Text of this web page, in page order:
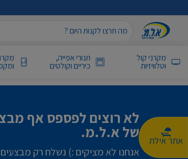
אתר אילת
מקרני קול
וטלוויזיות
תנורי אפייה,
כיריים וקולטים
לא רוצים לפספס אף
של א.ל.מ.
אנחנו לא מציקים :) נשלח רק